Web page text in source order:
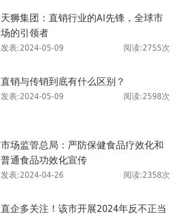
天狮集团：直销行业的AI先锋，全球市
场的引领者
发表:2024-05-09 阅读:2755次
直销与传销到底有什么区别？
发表:2024-05-09 阅读:2598次
市场监管总局：严防保健食品疗效化和
普通食品功效化宣传
发表:2024-04-26 阅读:2358次
直企多关注！该市开展2024年反不正当